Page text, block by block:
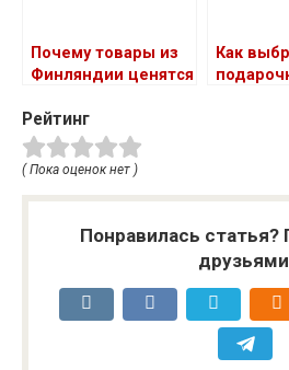
Почему товары из
Финляндии ценятся
Как
Рейтинг
( Пока оценок нет )
Понравилась статья?